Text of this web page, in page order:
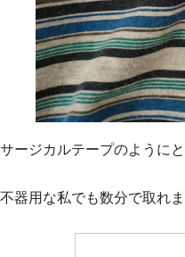
サージカルテープのように
不器用な私でも数分で取れま